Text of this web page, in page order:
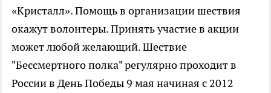
«Кристалл». Помощь в организации шествия
окажут волонтеры. Принять участие в акции
может любой желающий. Шествие
"Бессмертного полка" регулярно проходит в
России в День Победы 9 мая начиная с 2012